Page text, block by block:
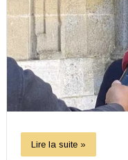
Lire la suite »